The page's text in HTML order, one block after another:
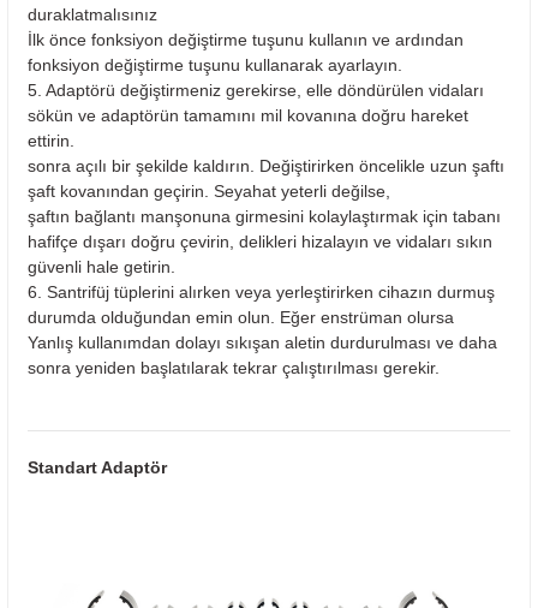
duraklatmalısınız
İlk önce fonksiyon değiştirme tuşunu kullanın ve ardından
fonksiyon değiştirme tuşunu kullanarak ayarlayın.
5. Adaptörü değiştirmeniz gerekirse, elle döndürülen vidaları
sökün ve adaptörün tamamını mil kovanına doğru hareket
ettirin.
sonra açılı bir şekilde kaldırın. Değiştirirken öncelikle uzun şaftı
şaft kovanından geçirin. Seyahat yeterli değilse,
şaftın bağlantı manşonuna girmesini kolaylaştırmak için tabanı
hafifçe dışarı doğru çevirin, delikleri hizalayın ve vidaları sıkın
güvenli hale getirin.
6. Santrifüj tüplerini alırken veya yerleştirirken cihazın durmuş
durumda olduğundan emin olun. Eğer enstrüman olursa
Yanlış kullanımdan dolayı sıkışan aletin durdurulması ve daha
sonra yeniden başlatılarak tekrar çalıştırılması gerekir.
Standart Adaptör